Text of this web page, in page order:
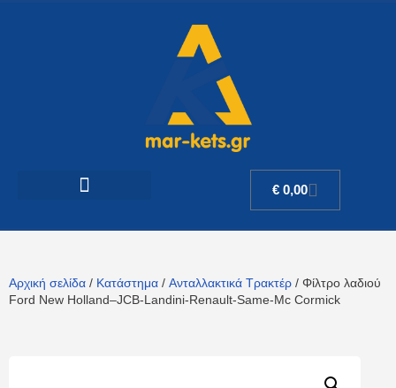
€ 0,00
Αρχική σελίδα / Κατάστημα / Ανταλλακτικά Τρακτέρ / Φίλτρο λαδιού
Ford New Holland–JCB-Landini-Renault-Same-Mc Cormick